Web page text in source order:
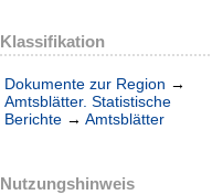
Klassifikation
Dokumente zur Region →
Amtsblätter. Statistische
Berichte → Amtsblätter
Nutzungshinweis